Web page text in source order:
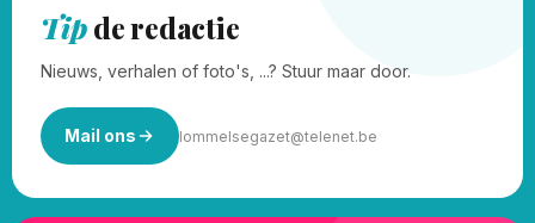
Tipde redactie
Nieuws, verhalen of foto's, ...? Stuur maar door.
Mail ons lommelsegazet@telenet.be